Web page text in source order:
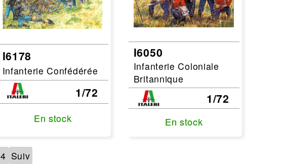
I6178
Infanterie Confédérée
1/72
En stock
En stock
I6050
Infanterie Coloniale
Britannique
1/72
En stock
En stock
4 Suiv